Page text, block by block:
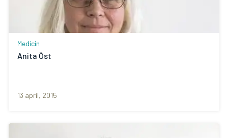
Medicin
Anita Öst
13 april, 2015